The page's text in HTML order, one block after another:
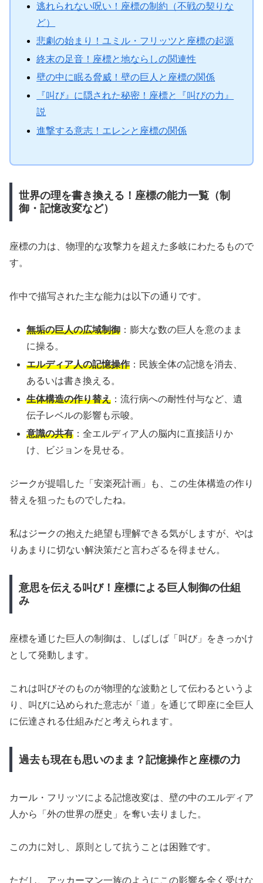
逃れられない呪い！座標の制約（不戦の契りな
ど）
悲劇の始まり！ユミル・フリッツと座標の起源
終末の足音！座標と地ならしの関連性
壁の中に眠る脅威！壁の巨人と座標の関係
『叫び』に隠された秘密！座標と『叫びの力』
説
進撃する意志！エレンと座標の関係
世界の理を書き換える！座標の能力一覧（制
御・記憶改変など）
座標の力は、物理的な攻撃力を超えた多岐にわたるもので
す。
作中で描写された主な能力は以下の通りです。
無垢の巨人の広域制御 ：膨大な数の巨人を意のまま
に操る。
エルディア人の記憶操作 ：民族全体の記憶を消去、
あるいは書き換える。
生体構造の作り替え ：流行病への耐性付与など、遺
伝子レベルの影響も示唆。
意識の共有 ：全エルディア人の脳内に直接語りか
け、ビジョンを見せる。
ジークが提唱した「安楽死計画」も、この生体構造の作り
替えを狙ったものでしたね。
私はジークの抱えた絶望も理解できる気がしますが、やは
りあまりに切ない解決策だと言わざるを得ません。
意思を伝える叫び！座標による巨人制御の仕組
み
座標を通じた巨人の制御は、しばしば「叫び」をきっかけ
として発動します。
これは叫びそのものが物理的な波動として伝わるというよ
り、叫びに込められた意志が「道」を通じて即座に全巨人
に伝達される仕組みだと考えられます。
過去も現在も思いのまま？記憶操作と座標の力
カール・フリッツによる記憶改変は、壁の中のエルディア
人から「外の世界の歴史」を奪い去りました。
この力に対し、原則として抗うことは困難です。
ただし、アッカーマン一族のようにこの影響を全く受けな